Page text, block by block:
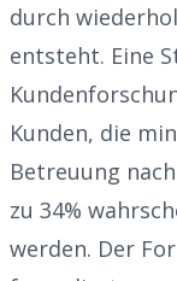
durch
entsteht. Eine
Kunden, die
Betreuung
zu 34%
werden. Der